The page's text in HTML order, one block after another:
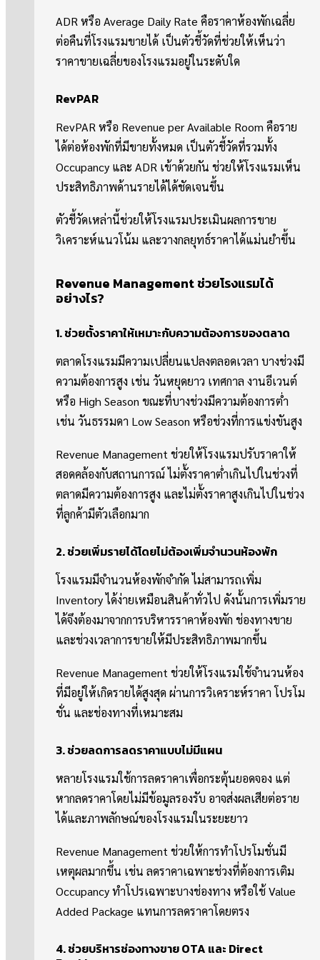
ADR หรือ Average Daily Rate คือราคาห้องพักเฉลี่ย
ต่อคืนที่โรงแรมขายได้ เป็นตัวชี้วัดที่ช่วยให้เห็นว่า
ราคาขายเฉลี่ยของโรงแรมอยู่ในระดับใด
RevPAR
RevPAR หรือ Revenue per Available Room คือราย
ได้ต่อห้องพักที่มีขายทั้งหมด เป็นตัวชี้วัดที่รวมทั้ง
Occupancy และ ADR เข้าด้วยกัน ช่วยให้โรงแรมเห็น
ประสิทธิภาพด้านรายได้ได้ชัดเจนขึ้น
ตัวชี้วัดเหล่านี้ช่วยให้โรงแรมประเมินผลการขาย
วิเคราะห์แนวโน้ม และวางกลยุทธ์ราคาได้แม่นยำขึ้น
Revenue Management ช่วยโรงแรมได้
อย่างไร?
1. ช่วยตั้งราคาให้เหมาะกับความต้องการของตลาด
ตลาดโรงแรมมีความเปลี่ยนแปลงตลอดเวลา บางช่วงมี
ความต้องการสูง เช่น วันหยุดยาว เทศกาล งานอีเวนต์
หรือ High Season ขณะที่บางช่วงมีความต้องการต่ำ
เช่น วันธรรมดา Low Season หรือช่วงที่การแข่งขันสูง
Revenue Management ช่วยให้โรงแรมปรับราคาให้
สอดคล้องกับสถานการณ์ ไม่ตั้งราคาต่ำเกินไปในช่วงที่
ตลาดมีความต้องการสูง และไม่ตั้งราคาสูงเกินไปในช่วง
ที่ลูกค้ามีตัวเลือกมาก
2. ช่วยเพิ่มรายได้โดยไม่ต้องเพิ่มจำนวนห้องพัก
โรงแรมมีจำนวนห้องพักจำกัด ไม่สามารถเพิ่ม
Inventory ได้ง่ายเหมือนสินค้าทั่วไป ดังนั้นการเพิ่มราย
ได้จึงต้องมาจากการบริหารราคาห้องพัก ช่องทางขาย
และช่วงเวลาการขายให้มีประสิทธิภาพมากขึ้น
Revenue Management ช่วยให้โรงแรมใช้จำนวนห้อง
ที่มีอยู่ให้เกิดรายได้สูงสุด ผ่านการวิเคราะห์ราคา โปรโม
ชั่น และช่องทางที่เหมาะสม
3. ช่วยลดการลดราคาแบบไม่มีแผน
หลายโรงแรมใช้การลดราคาเพื่อกระตุ้นยอดจอง แต่
หากลดราคาโดยไม่มีข้อมูลรองรับ อาจส่งผลเสียต่อราย
ได้และภาพลักษณ์ของโรงแรมในระยะยาว
Revenue Management ช่วยให้การทำโปรโมชั่นมี
เหตุผลมากขึ้น เช่น ลดราคาเฉพาะช่วงที่ต้องการเติม
Occupancy ทำโปรเฉพาะบางช่องทาง หรือใช้ Value
Added Package แทนการลดราคาโดยตรง
4. ช่วยบริหารช่องทางขาย OTA และ Direct